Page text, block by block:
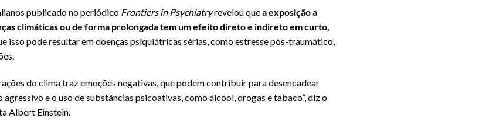
publicado no periódico Frontiers in Psychiatryrevelou quea exposição a
climáticas ou de forma prolongada tem um efeito direto e indireto em curto,
isso pode resultar em doenças psiquiátricas sérias, como estresse pós-traumático,
do clima traz emoções negativas, que podem contribuir para desencadear
e o uso de substâncias psicoativas, como álcool, drogas e tabaco”, diz o
Albert Einstein.